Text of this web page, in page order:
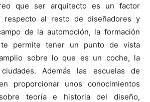
que ser arquitecto es un factor
respecto al resto de diseñadores y
de la automoción, la formación
te permite tener un punto de vista
sobre lo que es un coche, la
Además las escuelas de
proporcionar unos conocimientos
teoría e historia del diseño,